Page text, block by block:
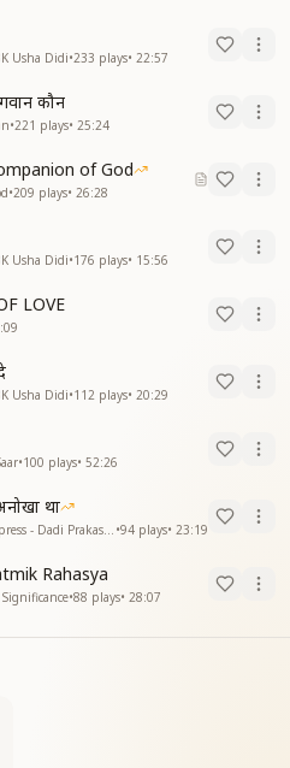
Usha Didi•233 plays• 22:57
कौन
•221 plays• 25:24
of God
•209 plays• 26:28
Usha Didi•176 plays• 15:56
LOVE
Usha Didi•112 plays• 20:29
•100 plays• 52:26
था
•94 plays• 23:19
Rahasya
•88 plays• 28:07